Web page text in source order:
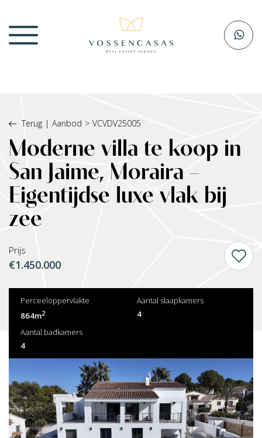
Terug | Aanbod > VCVDV25005
Moderne villa te koop in
San Jaime, Moraira –
Eigentijdse luxe vlak bij
zee
Prijs
€1.450.000
Perceeloppervlakte
864m2
Aantal slaapkamers
4
Aantal badkamers
4